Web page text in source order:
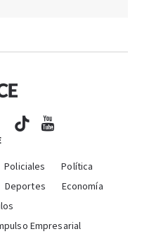
Policiales
Política
Deportes
Economía
Empresarial